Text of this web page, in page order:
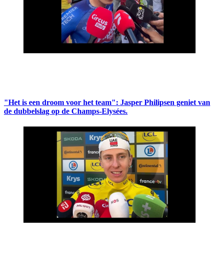
"Het is een droom voor het team": Jasper Philipsen geniet van
de dubbelslag op de Champs-Elysées.